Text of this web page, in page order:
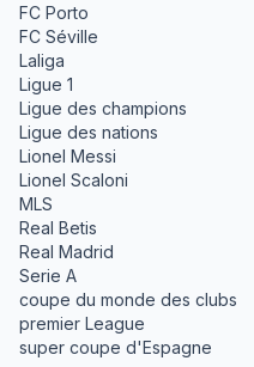
FC Porto
FC Séville
Laliga
Ligue 1
Ligue des champions
Ligue des nations
Lionel Messi
Lionel Scaloni
MLS
Real Betis
Real Madrid
Serie A
coupe du monde des clubs
premier League
super coupe d'Espagne